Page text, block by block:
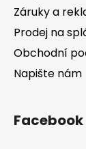
Záruky a
Prodej na
Obchodní
Napište nám
Facebook